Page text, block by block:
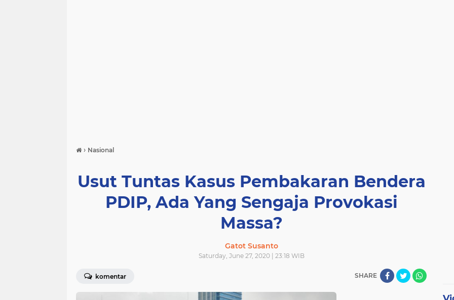
› Nasional
Usut Tuntas Kasus Pembakaran Bendera
PDIP, Ada Yang Sengaja Provokasi
Massa?
Gatot Susanto
Saturday, June 27, 2020 | 23:18 WIB
komentar SHARE